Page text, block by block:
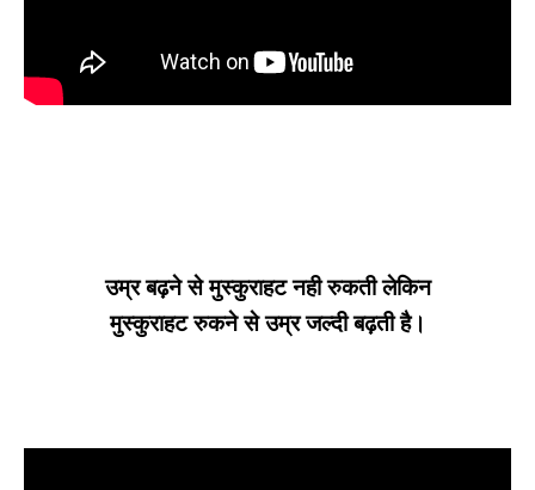
उम्र बढ़ने से मुस्कुराहट नही रुकती लेकिन
मुस्कुराहट रुकने से उम्र जल्दी बढ़ती है।